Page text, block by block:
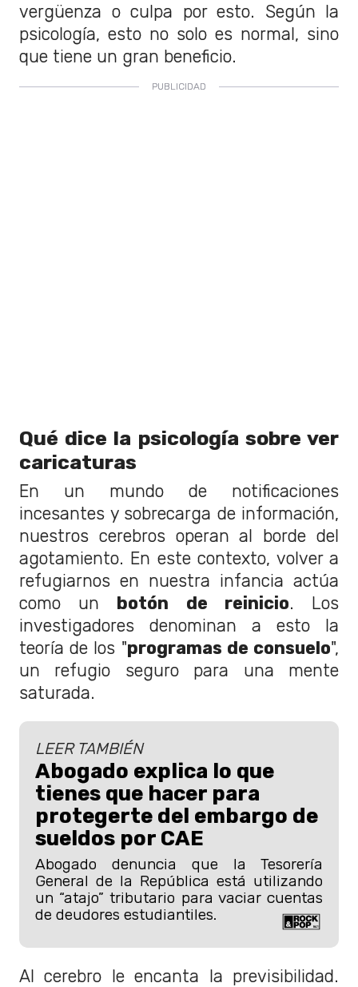
vergüenza o culpa por esto. Según la
psicología, esto no solo es normal, sino
que tiene un gran beneficio.
Qué dice la psicología sobre ver
caricaturas
En un mundo de notificaciones
incesantes y sobrecarga de información,
nuestros cerebros operan al borde del
agotamiento. En este contexto, volver a
refugiarnos en nuestra infancia actúa
como un botón de reinicio. Los
investigadores denominan a esto la
teoría de los "programas de consuelo",
un refugio seguro para una mente
saturada.
LEER TAMBIÉN
Abogado explica lo que
tienes que hacer para
protegerte del embargo de
sueldos por CAE
Abogado denuncia que la Tesorería
General de la República está utilizando
un “atajo” tributario para vaciar cuentas
de deudores estudiantiles.
Al cerebro le encanta la previsibilidad.